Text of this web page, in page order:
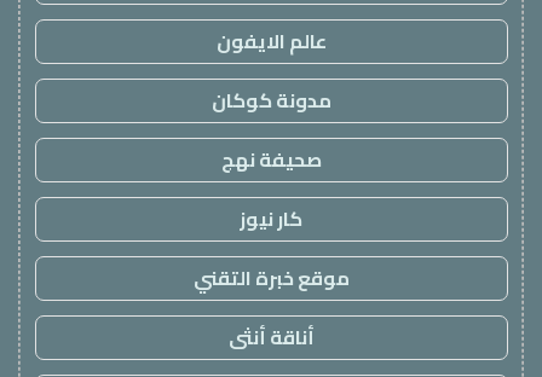
عالم الايفون
مدونة كوكان
صحيفة نهج
كار نيوز
موقع خبرة التقني
أناقة أنثى